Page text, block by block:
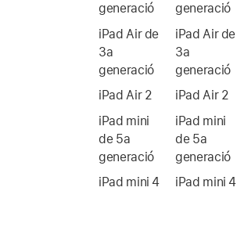
generació
iPad Airde
3a
generació
iPad Air 2
iPad mini
de 5a
generació
iPad mini 4
generació
iPad Airde
3a
generació
iPad Air 2
iPad mini
de 5a
generació
iPad mini 4